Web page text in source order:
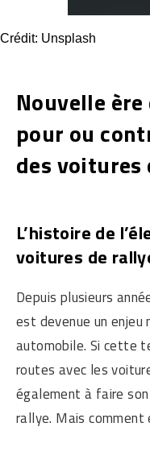
Crédit: Unsplash
Nouvelle
pour ou
des voitures
L’histoire de
voitures de
Depuis plusieurs
est devenue un enjeu
automobile. Si cette
routes avec les
également à faire
rallye. Mais comment